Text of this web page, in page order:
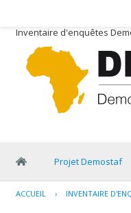
Inventaire d'enquêtes
Projet Demostaf
ACCUEIL › INVENTAIRE